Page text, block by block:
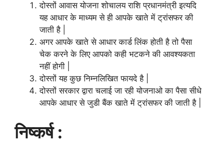
दोस्तों आवास योजना शोचालय राशि प्रधानमंत्री इत्यदि
यह आधार के माध्यम से ही आपके खाते में ट्रांसफर की
जाती है |
अगर आपके खाते से आधार कार्ड लिंक होती है तो पैसा
चेक करने के लिए आपको कही भटकने की आवश्यकता
नहीं होगी |
दोस्तों यह कुछ निम्नलिखित फायदे है |
दोस्तों सरकार द्वारा चलाई जा रही योजनाओ का पैसा सीधे
आपके आधार से जुडी बैंक खाते में ट्रांसफर की जाती है |
निष्कर्ष :